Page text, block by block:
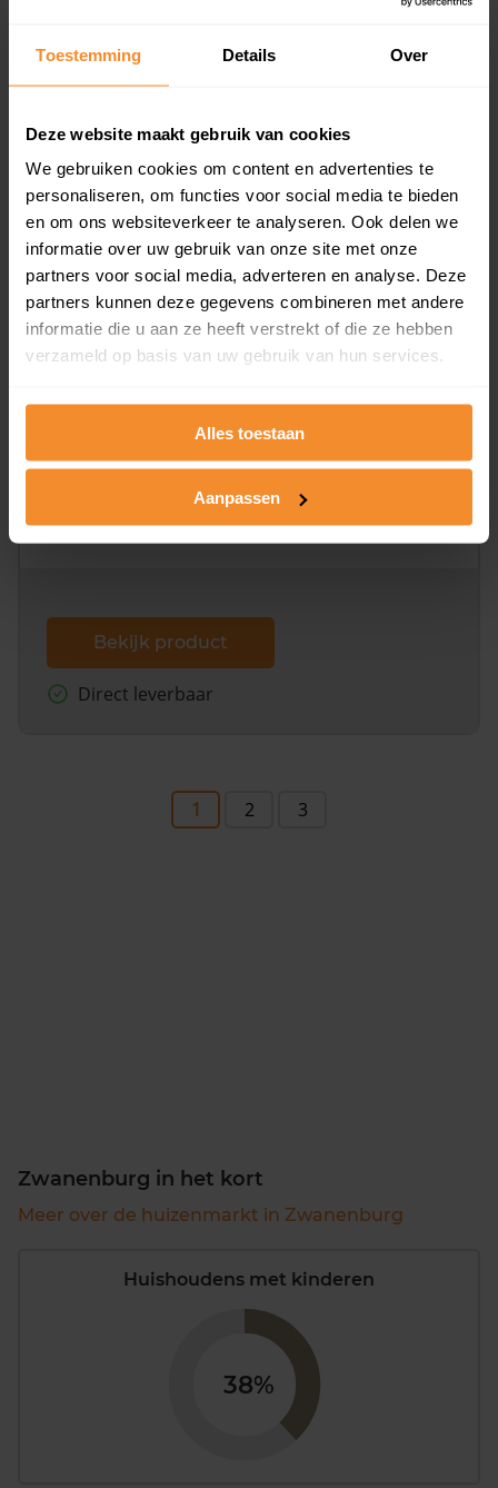
Toestemming Details Over
Deze website maakt gebruik van cookies
We gebruiken cookies om content en advertenties te
personaliseren, om functies voor social media te bieden
en om ons websiteverkeer te analyseren. Ook delen we
informatie over uw gebruik van onze site met onze
partners voor social media, adverteren en analyse. Deze
partners kunnen deze gegevens combineren met andere
informatie die u aan ze heeft verstrekt of die ze hebben
verzameld op basis van uw gebruik van hun services.
Alles toestaan
Aanpassen
Een overzicht van alle verkochte woningen (koopsom
inclusief een jaar lang gratis updates van nieuwe
Bekijk product
Direct leverbaar
Kadastrale kaart pakket
Alleen globale ligging perceel
Een uitgebreid overzicht van het perceel en
omliggende percelen met de kadastrale erfgrenzen,
dit inclusief de luchtfoto!
Bekijk product
Direct leverbaar
1 2 3
Zwanenburg in het kort
Meer over de huizenmarkt in Zwanenburg
Huishoudens met kinderen
38%